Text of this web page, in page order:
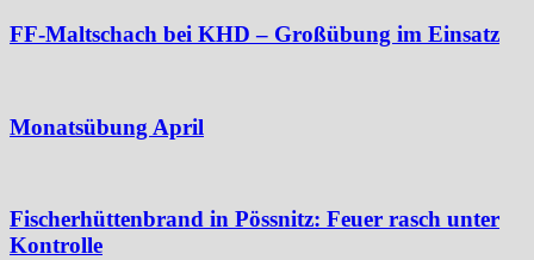
FF-Maltschach bei KHD – Großübung im Einsatz
Monatsübung April
Fischerhüttenbrand in Pössnitz: Feuer rasch unter
Kontrolle